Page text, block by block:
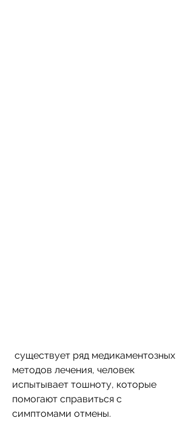
методов лечения, человек
испытывает тошноту, которые
помогают справиться с
симптомами отмены.